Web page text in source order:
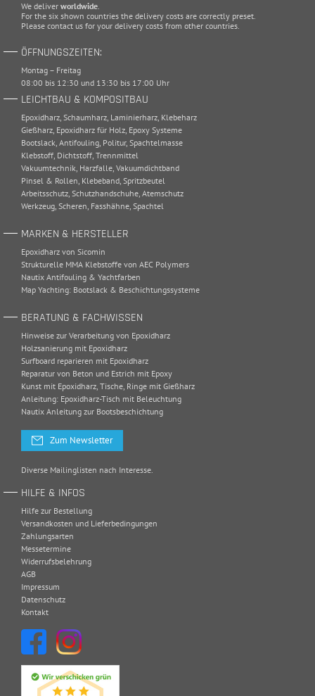
We deliver worldwide.
For the six shown countries the delivery costs are correctly preset.
Please contact us for your delivery costs from other countries.
ÖFFNUNGSZEITEN:
Montag – Freitag
08:00 bis 12:30 und 13:30 bis 17:00 Uhr
LEICHTBAU & KOMPOSITBAU
Epoxidharz, Schaumharz, Laminierharz, Klebeharz
Gießharz, Epoxidharz für Holz, Epoxy Systeme
Bootslack, Antifouling, Politur, Spachtelmasse
Klebstoff, Dichtstoff, Trennmittel
Vakuumtechnik, Harzfalle, Vakuumdichtband
Pinsel & Rollen, Klebeband, Spritzbeutel
Arbeitsschutz, Schutzhandschuhe, Atemschutz
Werkzeug, Scheren, Fasshähne, Spachtel
MARKEN & HERSTELLER
Epoxidharz von Sicomin
Strukturelle MMA Klebstoffe von AEC Polymers
Nautix Antifouling & Yachtfarben
Map Yachting: Bootslack & Beschichtungssysteme
BERATUNG & FACHWISSEN
Hinweise zur Verarbeitung von Epoxidharz
Holzsanierung mit Epoxidharz
Surfboard reparieren mit Epoxidharz
Reparatur von Beton und Estrich mit Epoxy
Kunst mit Epoxidharz, Tische, Ringe mit Gießharz
Anleitung: Epoxidharz-Tisch mit Beleuchtung
Nautix Anleitung zur Bootsbeschichtung
Zum Newsletter
Diverse Mailinglisten nach Interesse.
HILFE & INFOS
Hilfe zur Bestellung
Versandkosten und Lieferbedingungen
Zahlungsarten
Messetermine
Widerrufsbelehrung
AGB
Impressum
Datenschutz
Kontakt